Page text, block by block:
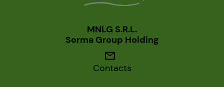
MNLG S.R.L.
Sorma Group Holding
mail
Contacts